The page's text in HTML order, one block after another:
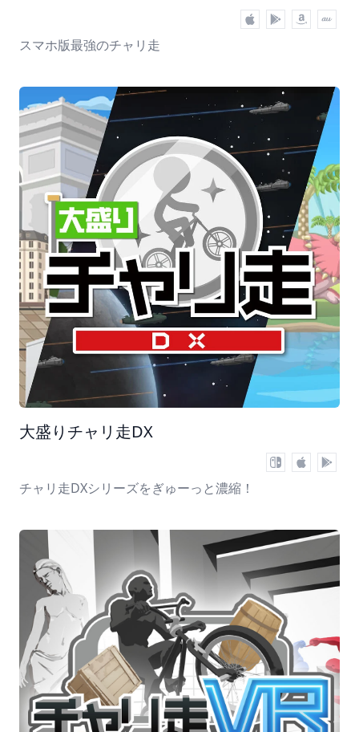
スマホ版最強のチャリ走
大盛りチャリ走DX
チャリ走DXシリーズをぎゅーっと濃縮！